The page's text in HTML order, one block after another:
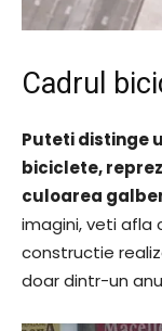
Cadrul
Puteti distinge
biciclete,
culoarea
imagini, veti
constructie
doar dintr-un